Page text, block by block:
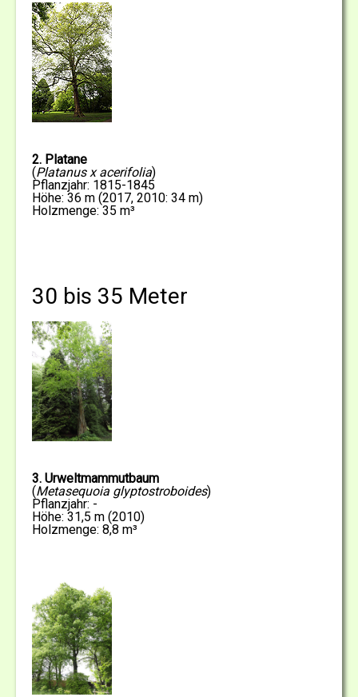
2. Platane
(Platanus x acerifolia)
Pflanzjahr: 1815-1845
Höhe: 36 m (2017, 2010: 34 m)
Holzmenge: 35 m³
30 bis 35 Meter
3. Urweltmammutbaum
(Metasequoia glyptostroboides)
Pflanzjahr: -
Höhe: 31,5 m (2010)
Holzmenge: 8,8 m³